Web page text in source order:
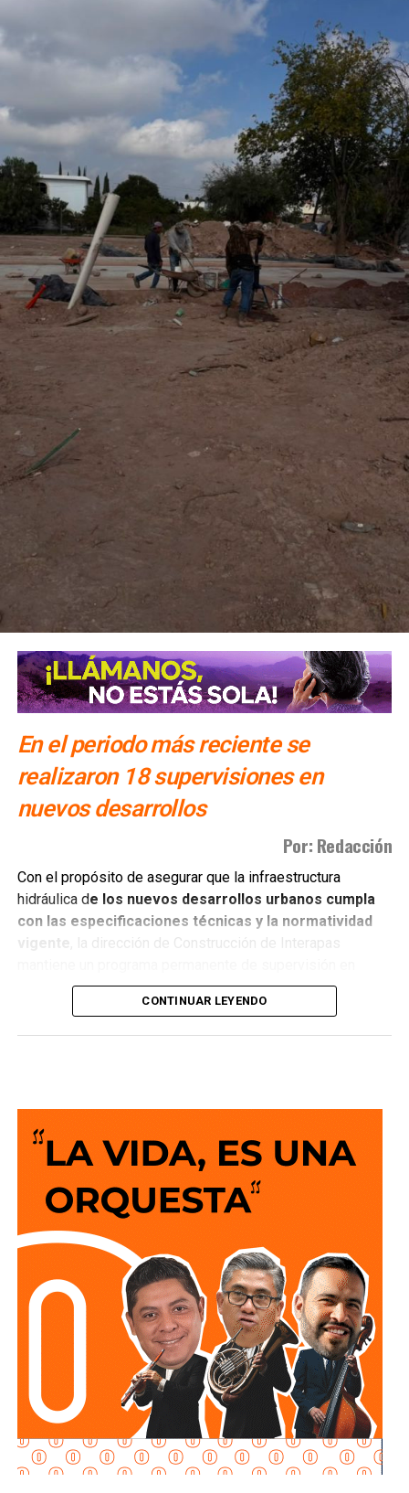
o que permitirá fortalecer la promoción turística y cultural
del municipio.
Por último, la presidenta concejal invitó a las y los
asistentes a visitar el stand de Villa de Pozos y conocer
la oferta que tiene el municipio, entre la que destacan su
gastronomía y sus tradiciones, como la emblemática
Procesión de los Cristos, una de las celebraciones que
forman parte de su identidad cultural.
También lee:
Villa de Pozos mantiene acciones por bailes
En el periodo más reciente se
realizaron 18 supervisiones en
nuevos desarrollos
Por: Redacción
Con el propósito de asegurar que la infraestructura
hidráulica de los nuevos desarrollos urbanos cumpla
con las especificaciones técnicas y la normatividad
vigente
, la dirección de Construcción de Interapas
fraccionamientos y centros de población que buscan
incorporarse a las redes de agua potable y drenaje.
y que los puntos de conexión al sistema público sean
adecuados para garantizar un servicio seguro y eficiente.
Durante las inspecciones pueden determinarse medidas
preventivas y correctivas, para autorizar la incorporación
de nuevos desarrollos a la infraestructura hidráulica
metropolitana.
Con estas supervisiones, el organismo fortalece la
CONTINUAR LEYENDO